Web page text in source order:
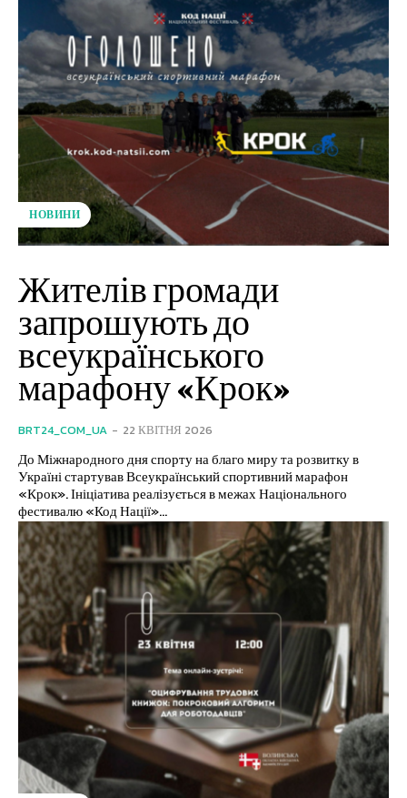
НОВИНИ
Жителів громади
запрошують до
всеукраїнського
марафону «Крок»
BRT24_COM_UA - 22 КВІТНЯ 2026
До Міжнародного дня спорту на благо миру та розвитку в
Україні стартував Всеукраїнський спортивний марафон
«Крок». Ініціатива реалізується в межах Національного
фестивалю «Код Нації»...